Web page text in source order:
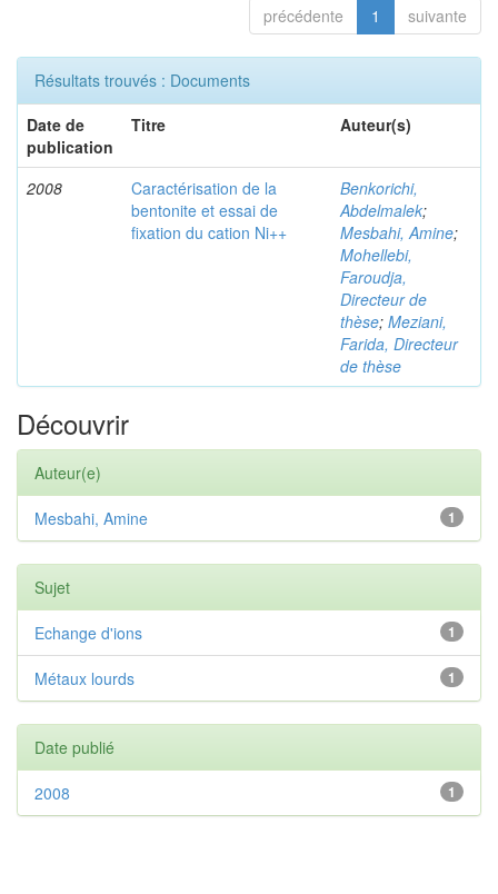
précédente 1 suivante
Résultats trouvés : Documents
Date de
publication
Titre Auteur(s)
2008
Caractérisation de la
bentonite et essai de
fixation du cation Ni++
Benkorichi,
Abdelmalek;
Mesbahi, Amine;
Mohellebi,
Faroudja,
Directeur de
thèse; Meziani,
Farida, Directeur
de thèse
Découvrir
Auteur(e)
1
Mesbahi, Amine
Sujet
1
Echange d'ions
1
Métaux lourds
Date publié
1
2008